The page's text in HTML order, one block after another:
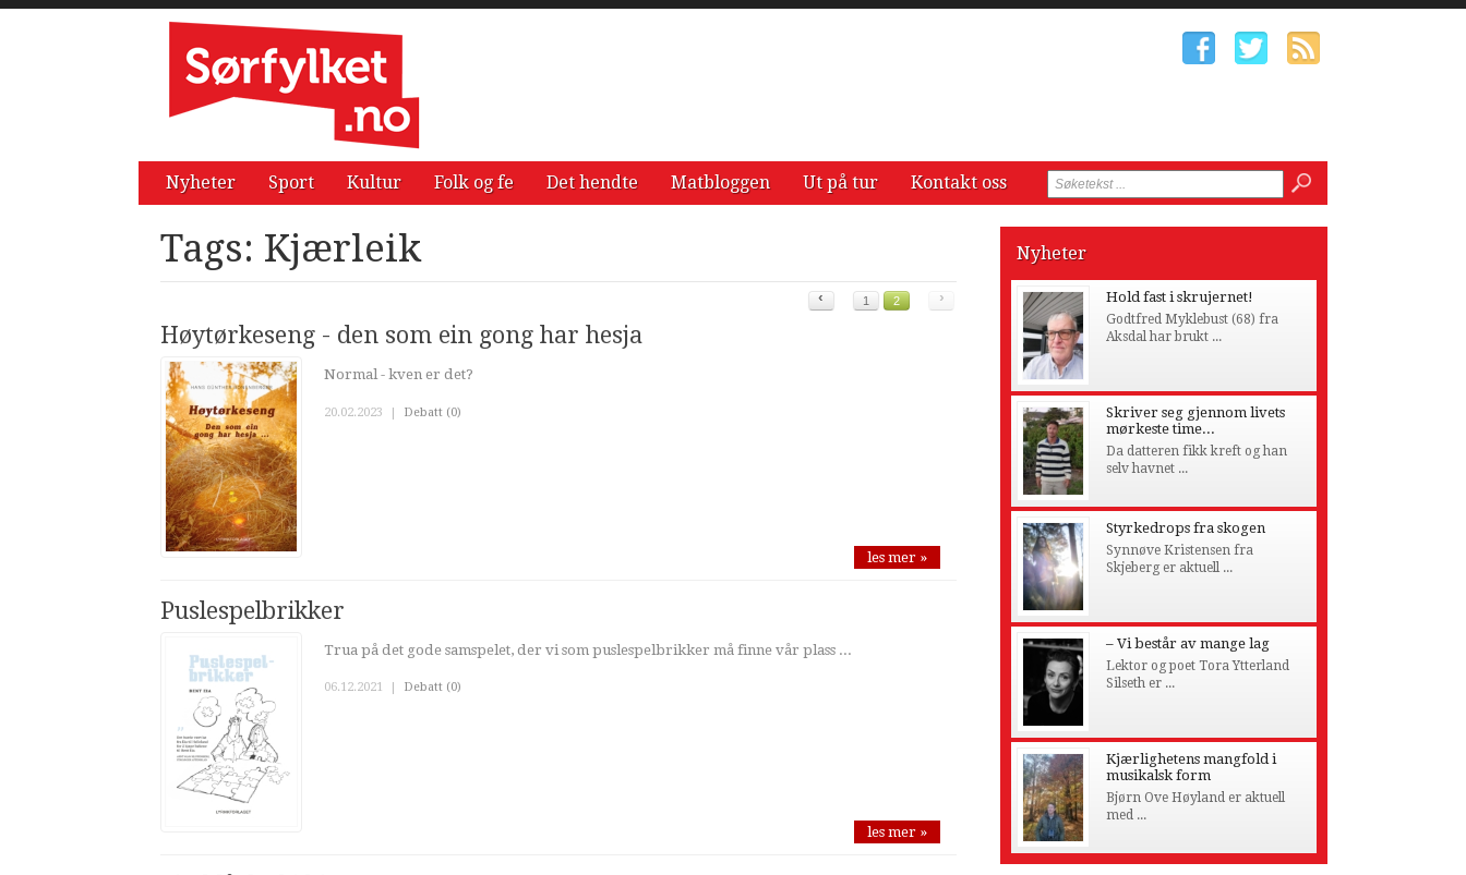
Nyheter Sport Kultur Folk og fe Det hendte Matbloggen Ut på tur Kontakt oss
Tags: Kjærleik
‹ 1 2 ›
Høytørkeseng - den som ein gong har hesja
Normal - kven er det?
20.02.2023 | Debatt (0)
les mer »
Puslespelbrikker
Trua på det gode samspelet, der vi som puslespelbrikker må finne vår plass ...
06.12.2021 Debatt (0)
les mer »
Nyheter
Hold fast i skrujernet!
Godtfred Myklebust (68) fra
Aksdal har brukt ...
Skriver seg gjennom livets
mørkeste time...
Da datteren fikk kreft og han
selv havnet ...
Styrkedrops fra skogen
Synnøve Kristensen fra
Skjeberg er aktuell ...
– Vi består av mange lag
Lektor og poet Tora Ytterland
Silseth er ...
Kjærlighetens mangfold i
musikalsk form
Bjørn Ove Høyland er aktuell
med ...